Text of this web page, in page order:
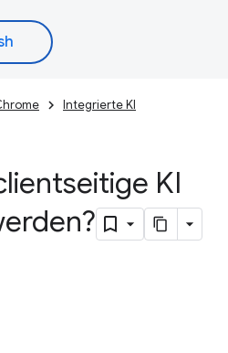
Integrierte KI
KI